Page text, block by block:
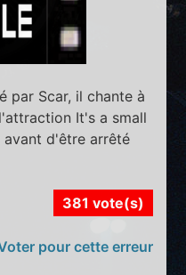
par Scar, il chante à
It's a small
avant d'être arrêté
381 vote(s)
pour cette erreur